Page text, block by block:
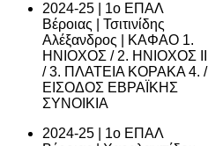
2024-25 | 1ο ΕΠΑΛ
Βέροιας | Τσιτινίδης
Αλέξανδρος | ΚΑΦΑΟ 1.
ΗΝΙΟΧΟΣ / 2. ΗΝΙΟΧΟΣ ΙΙ
/ 3. ΠΛΑΤΕΙΑ ΚΟΡΑΚΑ 4. /
ΕΙΣΟΔΟΣ ΕΒΡΑΪΚΗΣ
ΣΥΝΟΙΚΙΑ
2024-25 | 1ο ΕΠΑΛ